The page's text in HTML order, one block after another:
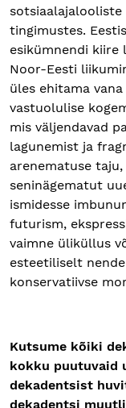
tingimustes.
esikümnendi kiire
Noor-Eesti
üles ehitama
vastuolulise
mis väljendavad
lagunemist ja
arenematuse
seninägematut
ismidesse
futurism,
vaimne üliküllus
esteetiliselt
konservatiivse
Kutsume kõiki
kokku puutuvaid
dekadentsist
dekadentsi